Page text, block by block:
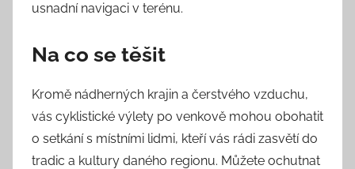
usnadní navigaci v terénu.
Na co se těšit
Kromě nádherných krajin a čerstvého vzduchu,
vás cyklistické výlety po venkově mohou obohatit
o setkání s místními lidmi, kteří vás rádi zasvětí do
tradic a kultury daného regionu. Můžete ochutnat